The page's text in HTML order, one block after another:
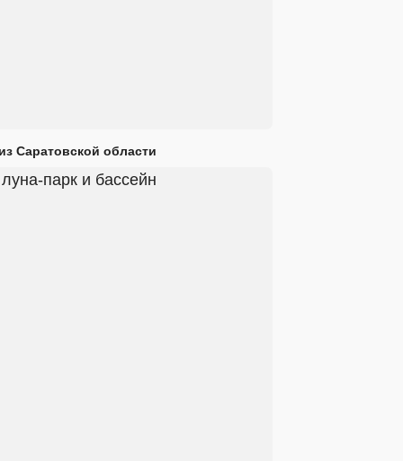
Саратовской области